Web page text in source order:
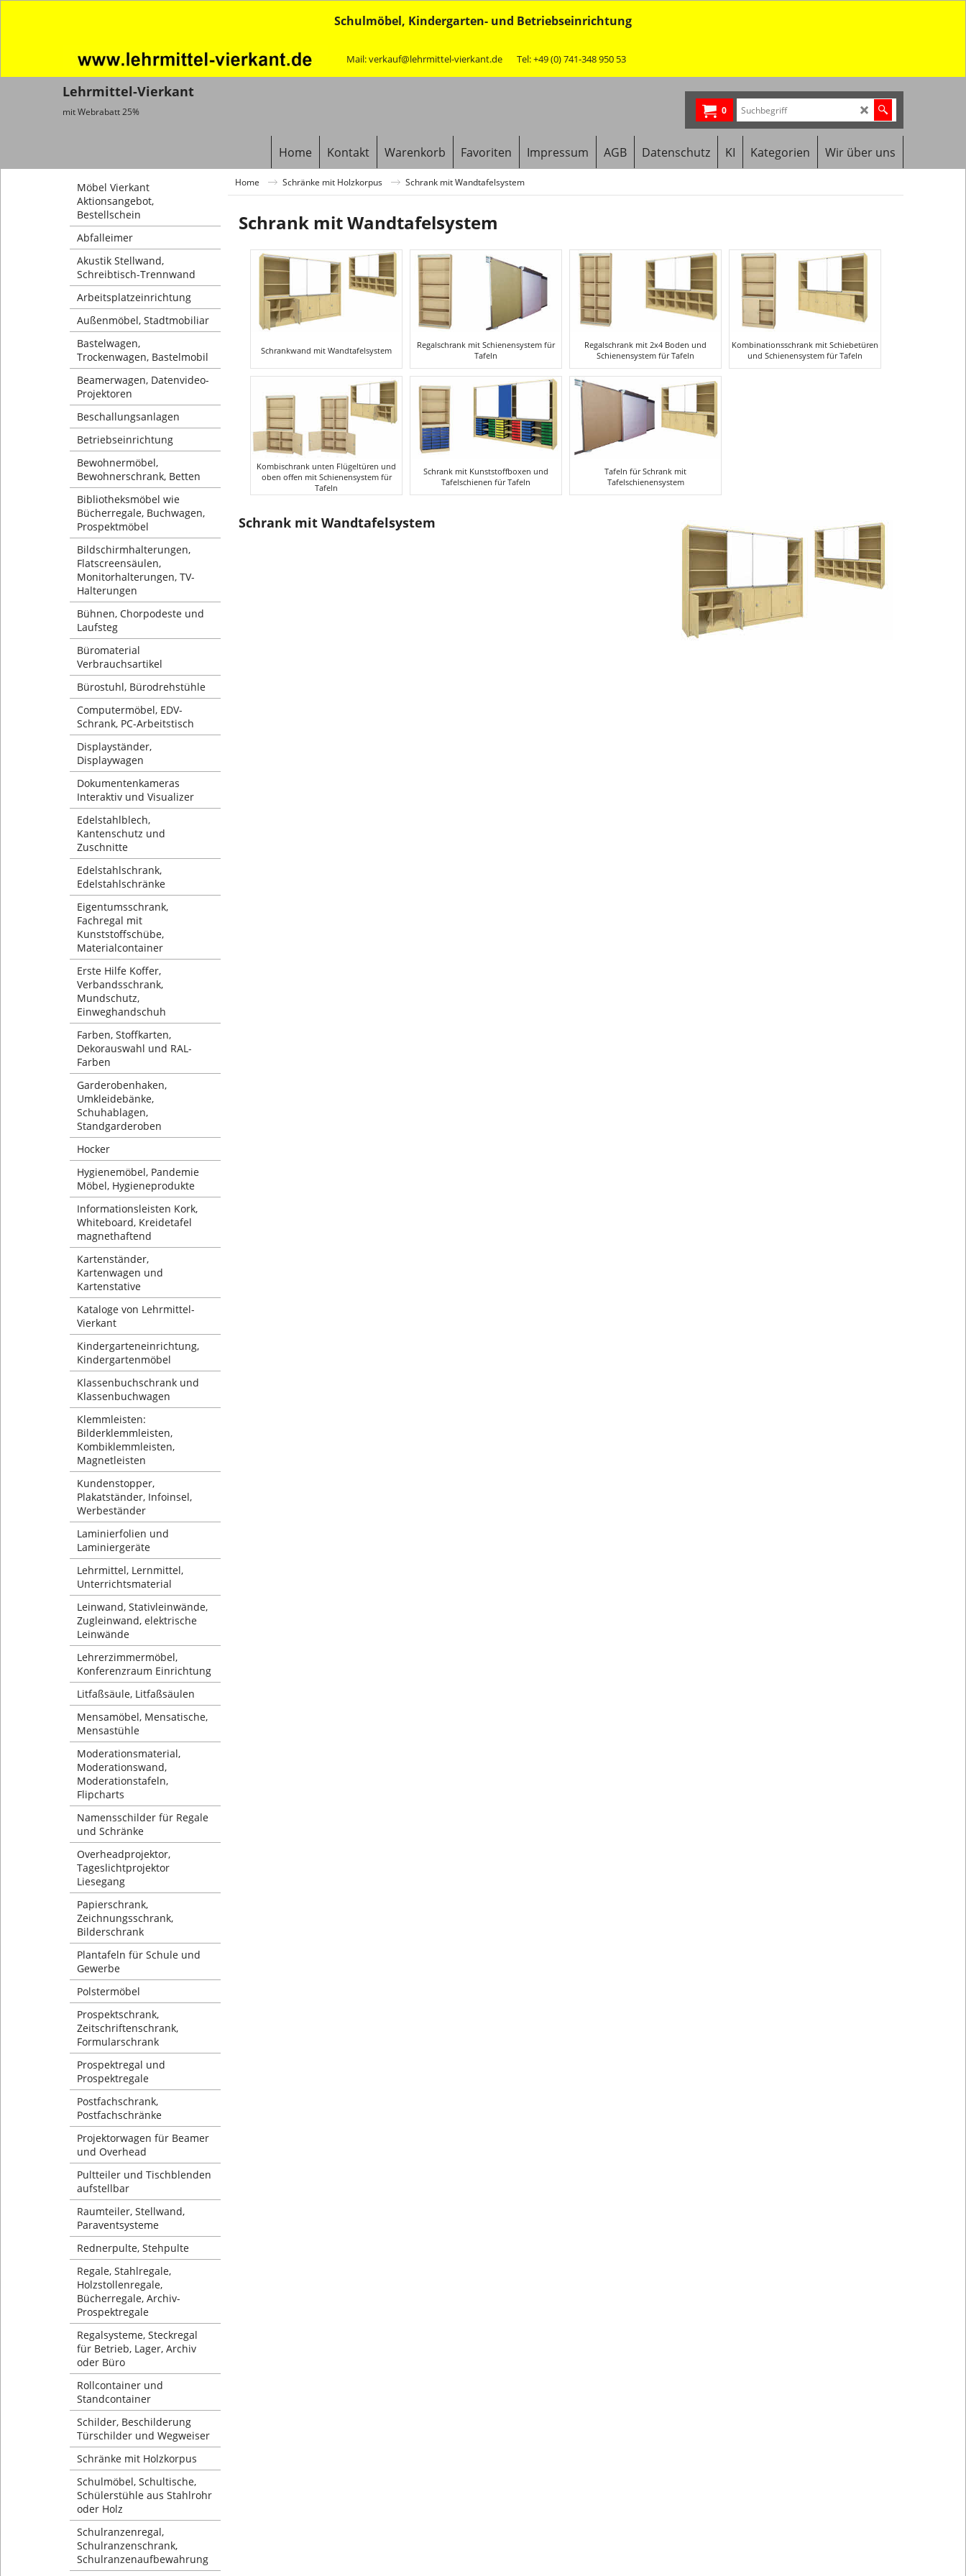
Schulmöbel, Kindergarten- und Betriebseinrichtung
Mail: verkauf@lehrmittel-vierkant.de Tel: +49 (0) 741-348 950 53
Lehrmittel-Vierkant
mit Webrabatt 25% 0
Home Kontakt Warenkorb Favoriten Impressum AGB Datenschutz KI Kategorien Wir über uns
Möbel Vierkant
Aktionsangebot,
Bestellschein
Abfalleimer
Akustik Stellwand,
Schreibtisch-Trennwand
Arbeitsplatzeinrichtung
Außenmöbel, Stadtmobiliar
Bastelwagen,
Trockenwagen, Bastelmobil
Beamerwagen, Datenvideo-
Projektoren
Beschallungsanlagen
Betriebseinrichtung
Bewohnermöbel,
Bewohnerschrank, Betten
Bibliotheksmöbel wie
Bücherregale, Buchwagen,
Prospektmöbel
Bildschirmhalterungen,
Flatscreensäulen,
Monitorhalterungen, TV-
Halterungen
Bühnen, Chorpodeste und
Laufsteg
Büromaterial
Verbrauchsartikel
Bürostuhl, Bürodrehstühle
Computermöbel, EDV-
Schrank, PC-Arbeitstisch
Displayständer,
Displaywagen
Dokumentenkameras
Interaktiv und Visualizer
Edelstahlblech,
Kantenschutz und
Zuschnitte
Edelstahlschrank,
Edelstahlschränke
Eigentumsschrank,
Fachregal mit
Kunststoffschübe,
Materialcontainer
Erste Hilfe Koffer,
Verbandsschrank,
Mundschutz,
Einweghandschuh
Farben, Stoffkarten,
Dekorauswahl und RAL-
Farben
Garderobenhaken,
Umkleidebänke,
Schuhablagen,
Standgarderoben
Hocker
Hygienemöbel, Pandemie
Möbel, Hygieneprodukte
Informationsleisten Kork,
Whiteboard, Kreidetafel
magnethaftend
Kartenständer,
Kartenwagen und
Kartenstative
Kataloge von Lehrmittel-
Vierkant
Kindergarteneinrichtung,
Kindergartenmöbel
Klassenbuchschrank und
Klassenbuchwagen
Klemmleisten:
Bilderklemmleisten,
Kombiklemmleisten,
Magnetleisten
Kundenstopper,
Plakatständer, Infoinsel,
Werbeständer
Laminierfolien und
Laminiergeräte
Lehrmittel, Lernmittel,
Unterrichtsmaterial
Leinwand, Stativleinwände,
Zugleinwand, elektrische
Leinwände
Lehrerzimmermöbel,
Konferenzraum Einrichtung
Litfaßsäule, Litfaßsäulen
Mensamöbel, Mensatische,
Mensastühle
Moderationsmaterial,
Moderationswand,
Moderationstafeln,
Flipcharts
Namensschilder für Regale
und Schränke
Overheadprojektor,
Tageslichtprojektor
Liesegang
Papierschrank,
Zeichnungsschrank,
Bilderschrank
Plantafeln für Schule und
Gewerbe
Polstermöbel
Prospektschrank,
Zeitschriftenschrank,
Formularschrank
Prospektregal und
Prospektregale
Postfachschrank,
Postfachschränke
Projektorwagen für Beamer
und Overhead
Pultteiler und Tischblenden
aufstellbar
Raumteiler, Stellwand,
Paraventsysteme
Rednerpulte, Stehpulte
Regale, Stahlregale,
Holzstollenregale,
Bücherregale, Archiv-
Prospektregale
Regalsysteme, Steckregal
für Betrieb, Lager, Archiv
oder Büro
Rollcontainer und
Standcontainer
Schilder, Beschilderung
Türschilder und Wegweiser
Schränke mit Holzkorpus
Schulmöbel, Schultische,
Schülerstühle aus Stahlrohr
oder Holz
Schulranzenregal,
Schulranzenschrank,
Schulranzenaufbewahrung
Home Schränke mit Holzkorpus Schrank mit Wandtafelsystem
Schrank mit Wandtafelsystem
Schrankwand mit Wandtafelsystem
Regalschrank mit Schienensystem für
Tafeln
Regalschrank mit 2x4 Boden und
Schienensystem für Tafeln
Kombinationsschrank mit Schiebetüren
und Schienensystem für Tafeln
Kombischrank unten Flügeltüren und
oben offen mit Schienensystem für
Tafeln
Schrank mit Kunststoffboxen und
Tafelschienen für Tafeln
Tafeln für Schrank mit
Tafelschienensystem
Schrank mit Wandtafelsystem